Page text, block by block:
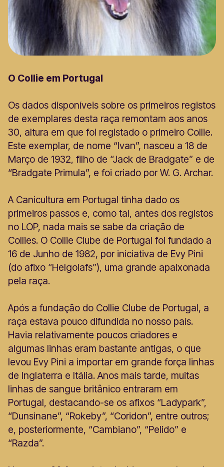
O Collie em Portugal
Os dados disponíveis sobre os primeiros registos
de exemplares desta raça remontam aos anos
30, altura em que foi registado o primeiro Collie.
Este exemplar, de nome “Ivan”, nasceu a 18 de
Março de 1932, filho de “Jack de Bradgate” e de
“Bradgate Primula”, e foi criado por W. G. Archar.
A Canicultura em Portugal tinha dado os
primeiros passos e, como tal, antes dos registos
no LOP, nada mais se sabe da criação de
Collies. O Collie Clube de Portugal foi fundado a
16 de Junho de 1982, por iniciativa de Evy Pini
(do afixo “Helgolafs”), uma grande apaixonada
pela raça.
Após a fundação do Collie Clube de Portugal, a
raça estava pouco difundida no nosso país.
Havia relativamente poucos criadores e
algumas linhas eram bastante antigas, o que
levou Evy Pini a importar em grande força linhas
de Inglaterra e Itália. Anos mais tarde, muitas
linhas de sangue britânico entraram em
Portugal, destacando-se os afixos “Ladypark”,
“Dunsinane”, “Rokeby”, “Coridon”, entre outros;
e, posteriormente, “Cambiano”, “Pelido” e
“Razda”.